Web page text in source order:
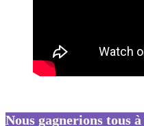
Nous gagnerions tous